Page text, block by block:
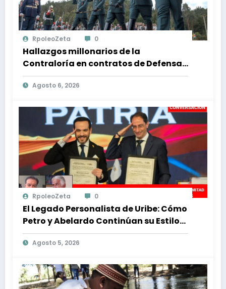
RpoleoZeta 0
Hallazgos millonarios de la
Contraloría en contratos de Defensa:
$1 billón en riesgo y denuncias
alarmantes
Agosto 6, 2026
RpoleoZeta 0
El Legado Personalista de Uribe: Cómo
Petro y Abelardo Continúan su Estilo
de Gobierno
Agosto 5, 2026